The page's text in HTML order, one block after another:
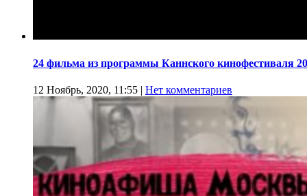
24 фильма из программы Каннского кинофестиваля
12 Ноябрь, 2020, 11:55 | Нет комментариев